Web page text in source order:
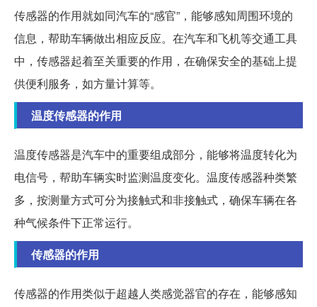
传感器的作用就如同汽车的“感官”，能够感知周围环境的
信息，帮助车辆做出相应反应。在汽车和飞机等交通工具
中，传感器起着至关重要的作用，在确保安全的基础上提
供便利服务，如方量计算等。
温度传感器的作用
温度传感器是汽车中的重要组成部分，能够将温度转化为
电信号，帮助车辆实时监测温度变化。温度传感器种类繁
多，按测量方式可分为接触式和非接触式，确保车辆在各
种气候条件下正常运行。
传感器的作用
传感器的作用类似于超越人类感觉器官的存在，能够感知